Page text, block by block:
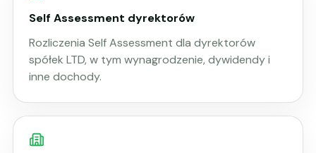
Self Assessment dyrektorów
Rozliczenia Self Assessment dla dyrektorów
spółek LTD, w tym wynagrodzenie, dywidendy i
inne dochody.